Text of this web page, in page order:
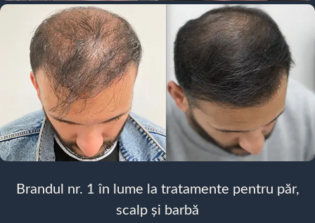
Brandul nr. 1 în lume la tratamente pentru păr,
scalp și barbă